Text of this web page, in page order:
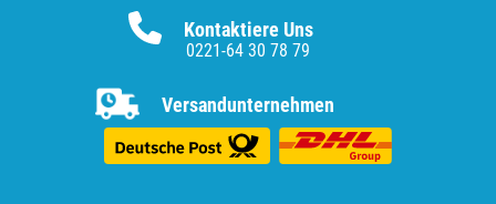
Kontaktiere Uns
0221-64 30 78 79
Versandunternehmen